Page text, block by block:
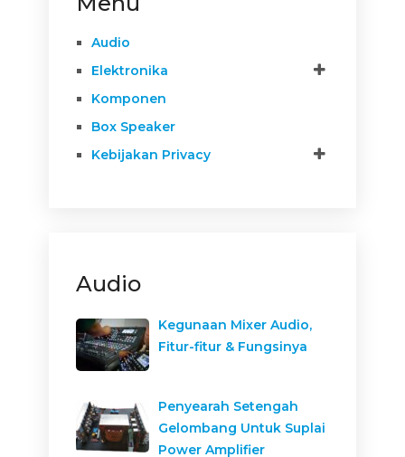
Audio
Elektronika
Komponen
Box Speaker
Kebijakan Privacy
Audio
Kegunaan Mixer Audio,
Fitur-fitur & Fungsinya
Penyearah Setengah
Gelombang Untuk Suplai
Power Amplifier